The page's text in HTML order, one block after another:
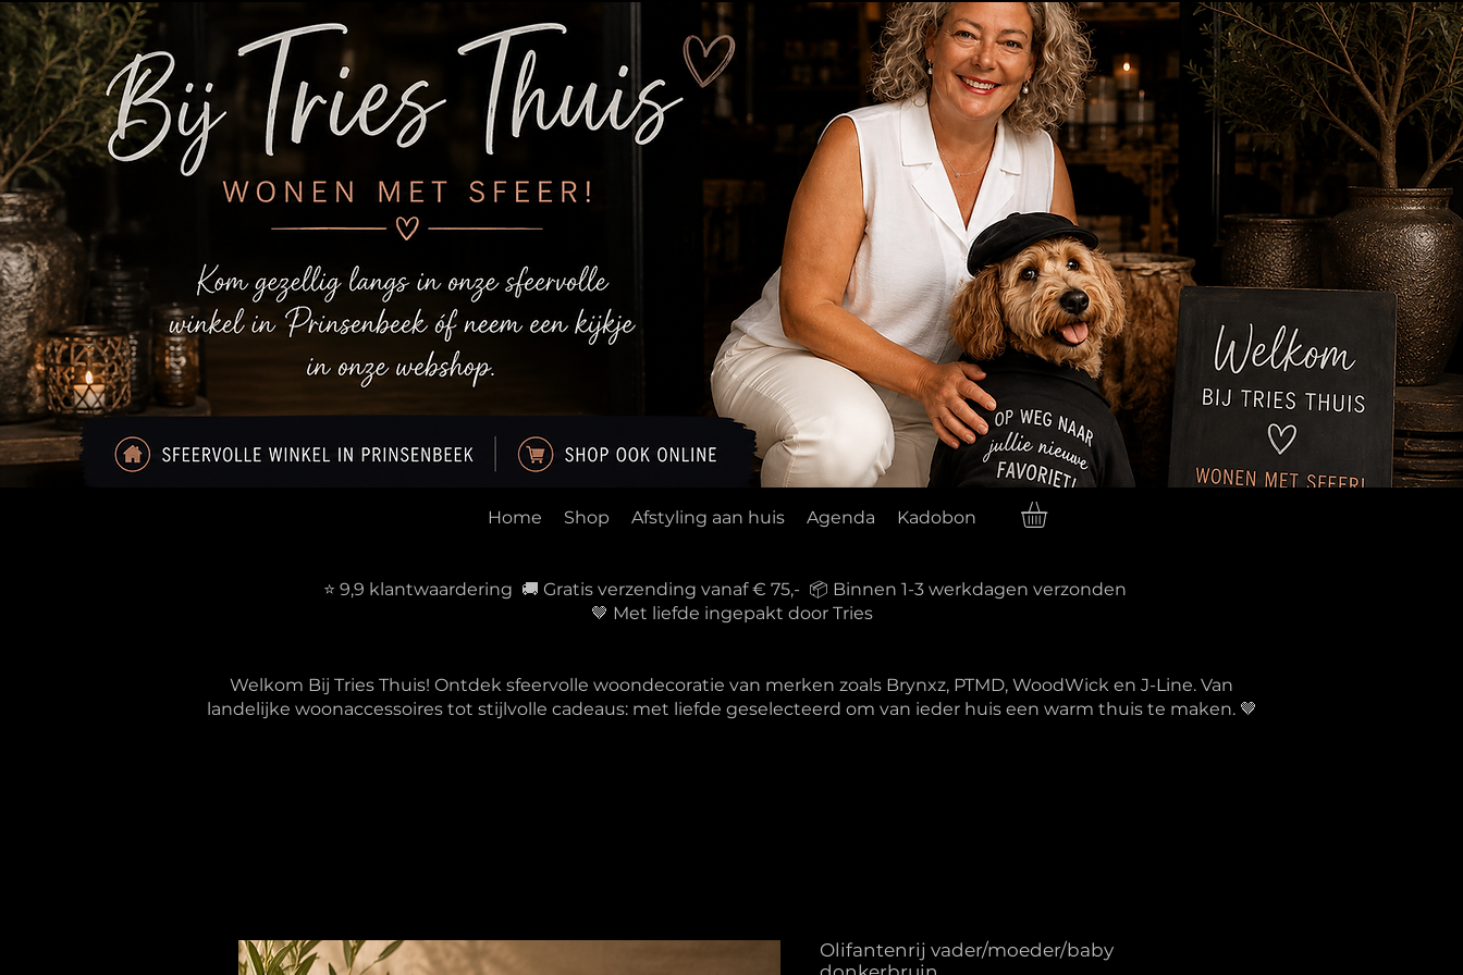
Home Shop Afstyling aan huis Agenda Kadobon
⭐ 9,9 klantwaardering 🚚 Gratis verzending vanaf € 75,- 📦 Binnen 1-3 werkdagen verzonden
🤎 Met liefde ingepakt door Tries
Welkom Bij Tries Thuis! Ontdek sfeervolle woondecoratie van merken zoals Brynxz, PTMD, WoodWick en J-Line. Van
landelijke woonaccessoires tot stijlvolle cadeaus: met liefde geselecteerd om van ieder huis een warm thuis te maken. 🤎
Olifantenrij vader/moeder/baby